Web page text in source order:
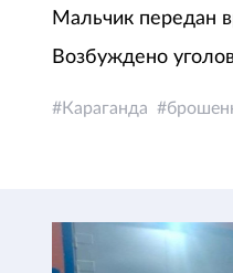
Мальчик передан
Возбуждено
Караганда